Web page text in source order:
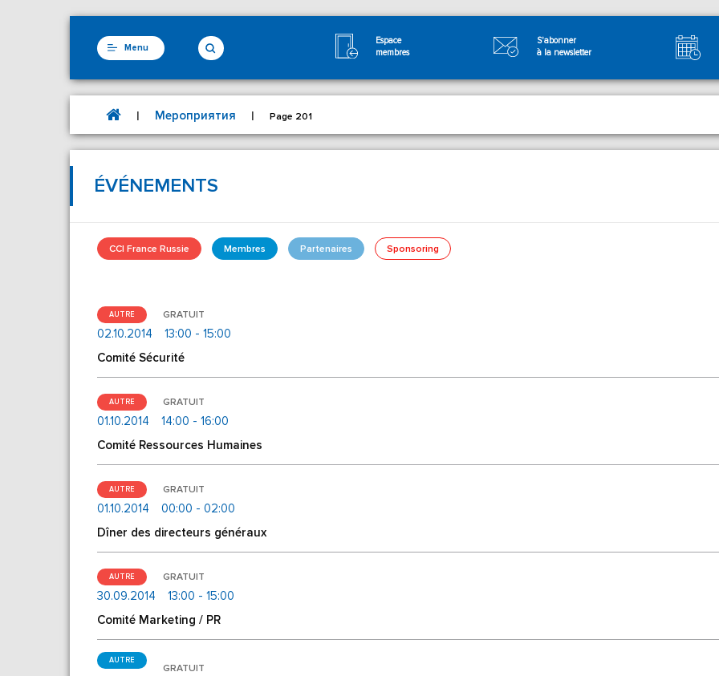
Menu
Espace
membres
S'abonner
à la newsletter
| Мероприятия | Page 201
ÉVÉNEMENTS
CCI France Russie Membres Partenaires Sponsoring
AUTRE GRATUIT
02.10.2014
13:00 - 15:00
Comité Sécurité
AUTRE GRATUIT
01.10.2014
14:00 - 16:00
Comité Ressources Humaines
AUTRE GRATUIT
01.10.2014
00:00 - 02:00
Dîner des directeurs généraux
AUTRE GRATUIT
30.09.2014
13:00 - 15:00
Comité Marketing / PR
AUTRE
GRATUIT